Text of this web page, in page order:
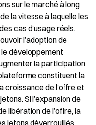
sur le marché à long
la vitesse à laquelle les
cas d’usage réels.
l’adoption de
développement
la participation
constituent la
croissance de l’offre et
Si l’expansion de
libération de l’offre, la
jetons déverrouillés